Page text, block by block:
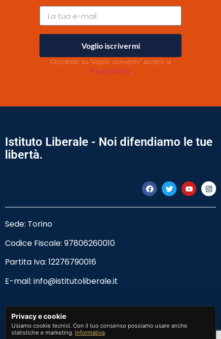
Voglio iscrivermi
Cliccando su "Voglio iscrivermi"accetti la
Privacy Policy
Istituto Liberale - Noi difendiamo le tue
libertà.
Sede: Torino
Codice Fiscale: 97806260010
Partita Iva: 12276790016
E-mail: info@istitutoliberale.it
Privacy Policy
Privacy e cookie
Usiamo cookie tecnici. Con il tuo consenso possiamo usare anche
statistiche e marketing. Informativa.